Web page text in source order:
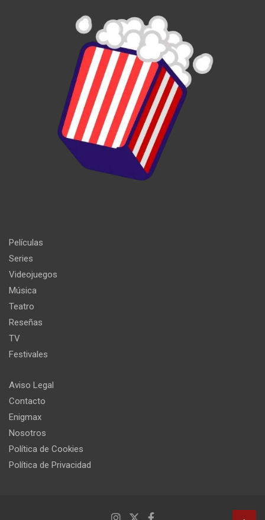
Películas
Series
Videojuegos
Música
Teatro
Reseñas
TV
Festivales
Aviso Legal
Contacto
Enigmax
Nosotros
Política de Cookies
Política de Privacidad